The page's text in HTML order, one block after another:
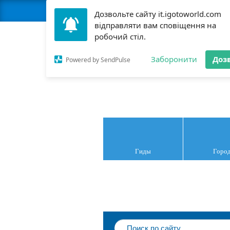
Дозвольте сайту it.igotoworld.com
відправляти вам сповіщення на
робочий стіл.
Powered by SendPulse Заборонити
Гиды